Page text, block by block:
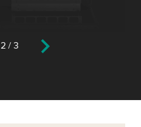
2 /3